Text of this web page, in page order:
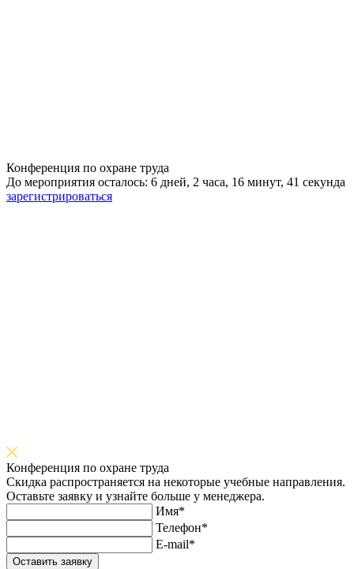
Конференция по охране труда
До мероприятия осталось: 6 дней, 2 часа, 16 минут, 41 секунда
зарегистрироваться
Конференция по охране труда
Скидка распространяется на некоторые учебные направления.
Оставьте заявку и узнайте больше у менеджера.
Имя*
Телефон*
E-mail*
Оставить заявку